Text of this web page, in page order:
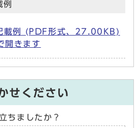
載例 (PDF形式、27.00KB)
開きます
せください
ちましたか？